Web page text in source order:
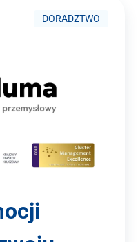
DORADZTWO